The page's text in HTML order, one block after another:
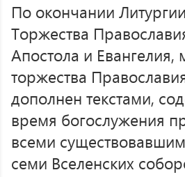
По окончании
Торжества
Апостола и
торжества
дополнен текстами,
время богослужения
всеми
семи Вселенских